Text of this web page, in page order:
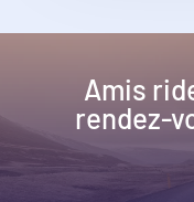
Amis
rendez-